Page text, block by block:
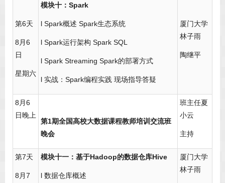
第6天
8月6
日
星期六
模块十：Spark
l Spark概述 Spark生态系统
l Spark运行架构 Spark SQL
l Spark Streaming Spark的部署方式
l 实战：Spark编程实践 现场指导答疑
厦门大学
林子雨
陶继平
8月6
日晚上
第1期全国高校大数据课程教师培训交流班
晚会
班主任夏
小云
主持
第7天
8月7
模块十一：基于Hadoop的数据仓库Hive
l 数据仓库概述
厦门大学
林子雨